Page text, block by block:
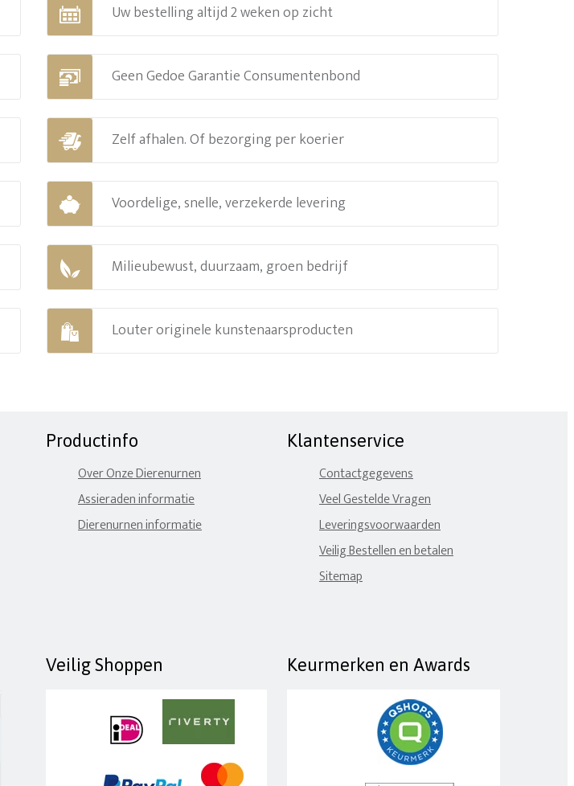
Uw bestelling altijd 2 weken op zicht
Geen Gedoe Garantie Consumentenbond
Zelf afhalen. Of bezorging per koerier
Voordelige, snelle, verzekerde levering
Milieubewust, duurzaam, groen bedrijf
Louter originele kunstenaarsproducten
Productinfo
Over Onze Dierenurnen
Assieraden informatie
Dierenurnen informatie
Klantenservice
Contactgegevens
Veel Gestelde Vragen
Leveringsvoorwaarden
Veilig Bestellen en betalen
Sitemap
Veilig Shoppen Keurmerken en Awards